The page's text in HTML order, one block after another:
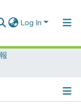
Log In